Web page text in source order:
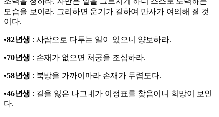
모습을 보이라. 그리하면 운기가 길하여 만사가 여의해 질 것
이다.
•82년생 : 사람으로 다투는 일이 있으니 양보하라.
•70년생 : 손재가 없으면 처궁을 조심하라.
•58년생 : 북방을 가까이마라 손재가 두렵도다.
•46년생 : 길을 잃은 나그네가 이정표를 찾음이니 희망이 보인
다.